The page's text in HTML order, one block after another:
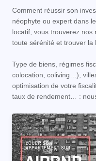
Comment réussir son
néophyte ou expert dans
locatif, vous trouverez nos
toute sérénité et trouver la
Type de biens, régimes
colocation, coliving…),
optimisation de votre
taux de rendement… :